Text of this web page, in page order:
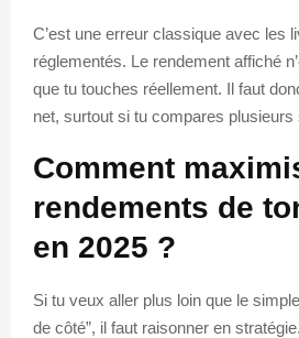
C’est une erreur classique avec les
réglementés. Le rendement affiché
que tu touches réellement. Il faut
net, surtout si tu compares
Comment
rendements de
en 2025 ?
Si tu veux aller plus loin que le
de côté”, il faut raisonner en